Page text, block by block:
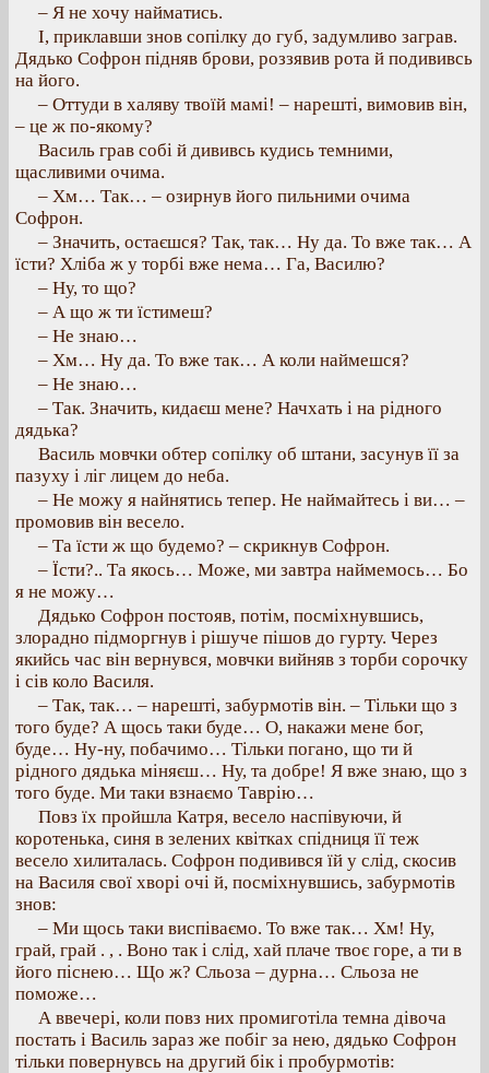
– Я не хочу найматись.
І, приклавши знов сопілку до губ, задумливо заграв.
Дядько Софрон підняв брови, роззявив рота й подививсь
на його.
– Оттуди в халяву твоїй мамі! – нарешті, вимовив він,
– це ж по-якому?
Василь грав собі й дививсь кудись темними,
щасливими очима.
– Хм… Так… – озирнув його пильними очима
Софрон.
– Значить, остаєшся? Так, так… Ну да. То вже так… А
їсти? Хліба ж у торбі вже нема… Га, Василю?
– Ну, то що?
– А що ж ти їстимеш?
– Не знаю…
– Хм… Ну да. То вже так… А коли наймешся?
– Не знаю…
– Так. Значить, кидаєш мене? Начхать і на рідного
дядька?
Василь мовчки обтер сопілку об штани, засунув її за
пазуху і ліг лицем до неба.
– Не можу я найнятись тепер. Не наймайтесь і ви… –
промовив він весело.
– Та їсти ж що будемо? – скрикнув Софрон.
– Їсти?.. Та якось… Може, ми завтра наймемось… Бо
я не можу…
Дядько Софрон постояв, потім, посміхнувшись,
злорадно підморгнув і рішуче пішов до гурту. Через
якийсь час він вернувся, мовчки вийняв з торби сорочку
і сів коло Василя.
– Так, так… – нарешті, забурмотів він. – Тільки що з
того буде? А щось таки буде… О, накажи мене бог,
буде… Ну-ну, побачимо… Тільки погано, що ти й
рідного дядька міняєш… Ну, та добре! Я вже знаю, що з
того буде. Ми таки взнаємо Таврію…
Повз їх пройшла Катря, весело наспівуючи, й
коротенька, синя в зелених квітках спідниця її теж
весело хилиталась. Софрон подивився їй у слід, скосив
на Василя свої хворі очі й, посміхнувшись, забурмотів
знов:
– Ми щось таки виспіваємо. То вже так… Хм! Ну,
грай, грай . , . Воно так і слід, хай плаче твоє горе, а ти в
його піснею… Що ж? Сльоза – дурна… Сльоза не
поможе…
А ввечері, коли повз них промиготіла темна дівоча
постать і Василь зараз же побіг за нею, дядько Софрон
тільки повернувсь на другий бік і пробурмотів: